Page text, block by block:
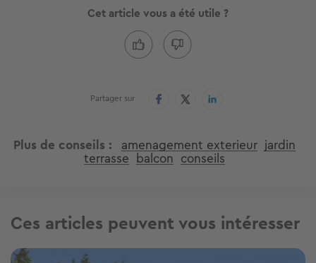
Cet article vous a été utile ?
Partager sur
Plus de conseils amenagement exterieur jardin
terrasse balcon conseils
Ces articles peuvent vous intéresser
Image